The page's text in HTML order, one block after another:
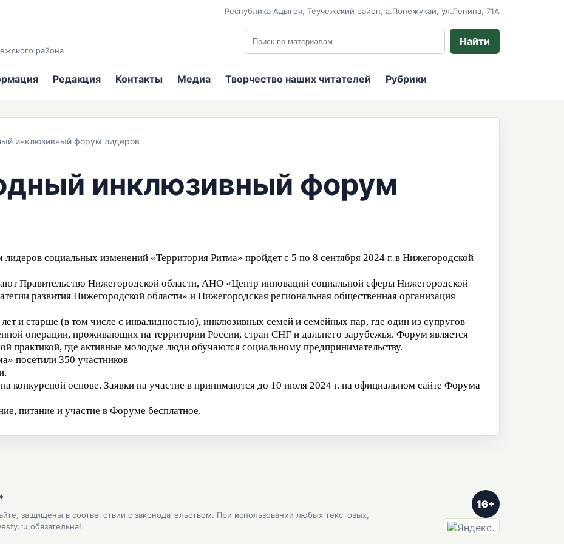
Республика Адыгея, Теучежский район, а.Понежукай, ул.Ленина, 71А
района
Поиск по сайту
Найти
Редакция Контакты Медиа Творчество наших читателей Рубрики
инклюзивный форум лидеров
инклюзивный форум
социальных изменений «Территория Ритма» пройдет с 5 по 8 сентября 2024 г. в Нижегородской
Правительство Нижегородской области, АНО «Центр инноваций социальной сферы Нижегородской
развития Нижегородской области» и Нижегородская региональная общественная организация
и старше (в том числе с инвалидностью), инклюзивных семей и семейных пар, где один из супругов
операции, проживающих на территории России, стран СНГ и дальнего зарубежья. Форум является
практикой, где активные молодые люди обучаются социальному предпринимательству.
посетили 350 участников
конкурсной основе. Заявки на участие в принимаются до 10 июля 2024 г. на официальном сайте Форума
питание и участие в Форуме бесплатное.
защищены в соответствии с законодательством. При использовании любых текстовых,
обязательна!
16+